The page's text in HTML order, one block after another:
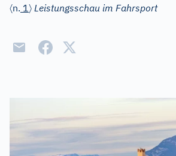
〈n. 1〉 Leistungsschau im Fahrsport